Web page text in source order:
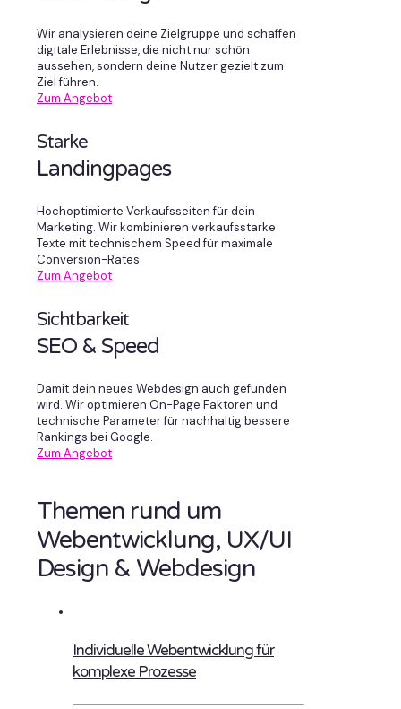
Wir analysieren deine Zielgruppe und schaffen
digitale Erlebnisse, die nicht nur schön
aussehen, sondern deine Nutzer gezielt zum
Ziel führen.
Zum Angebot
Starke
Landingpages
Hochoptimierte Verkaufsseiten für dein
Marketing. Wir kombinieren verkaufsstarke
Texte mit technischem Speed für maximale
Conversion-Rates.
Zum Angebot
Sichtbarkeit
SEO & Speed
Damit dein neues Webdesign auch gefunden
wird. Wir optimieren On-Page Faktoren und
technische Parameter für nachhaltig bessere
Rankings bei Google.
Zum Angebot
Themen rund um
Webentwicklung, UX/UI
Design & Webdesign
Individuelle Webentwicklung für
komplexe Prozesse